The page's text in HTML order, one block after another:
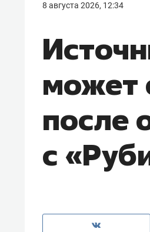
8 августа 2026, 12:34
может
после
с